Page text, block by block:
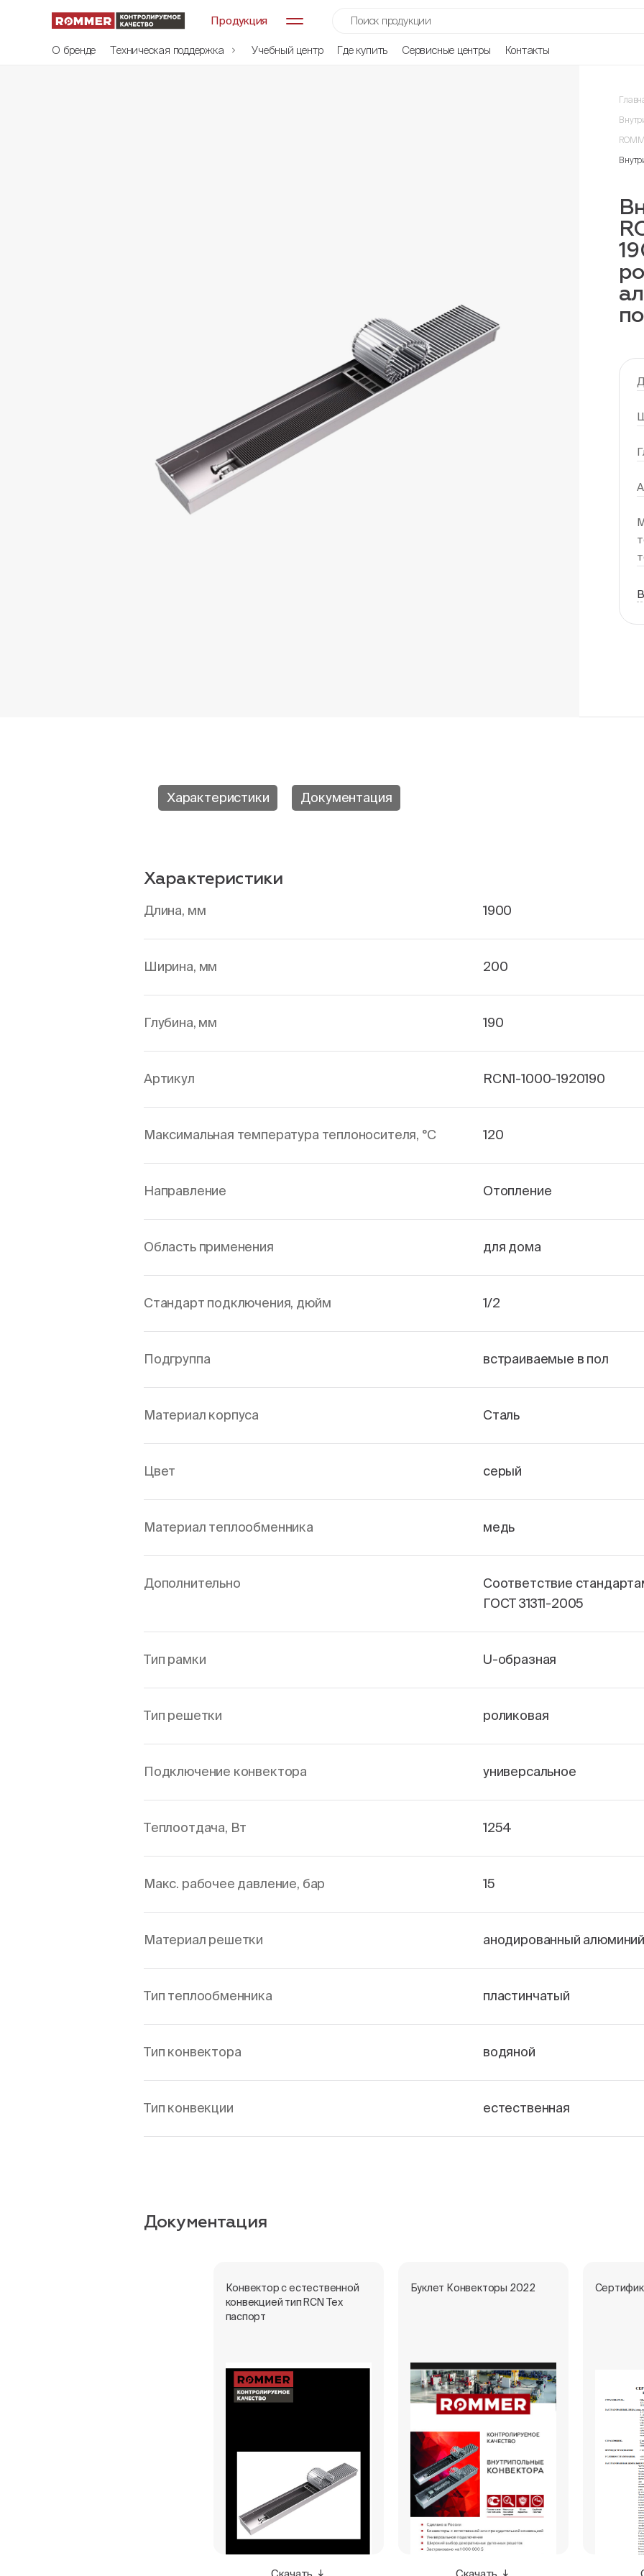
Продукция
О бренде
Техническая поддержка Учебный центр Где купить Сервисные центры Контакты
Характеристики Документация
Характеристики
Длина, мм 1900
Ширина, мм 200
Глубина, мм 190
Артикул RCN1-1000-1920190
Максимальная температура теплоносителя, °С 120
Направление Отопление
Область применения для дома
Стандарт подключения, дюйм 1/2
Подгруппа встраиваемые в пол
Материал корпуса Сталь
Цвет серый
Материал теплообменника медь
Дополнительно
Соответствие
ГОСТ 31311-2005
Тип рамки U-образная
Тип решетки роликовая
Подключение конвектора универсальное
Теплоотдача, Вт 1254
Макс. рабочее давление, бар 15
Материал решетки анодированный алюминий
Тип теплообменника пластинчатый
Тип конвектора водяной
Тип конвекции естественная
Документация
Конвектор с естественной
конвекцией тип RCN Тех
паспорт
Буклет Конвекторы 2022